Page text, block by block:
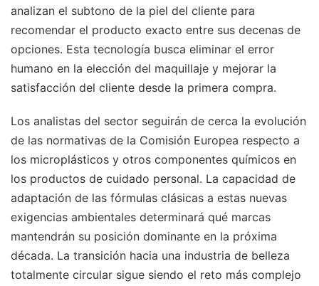
analizan el subtono de la piel del cliente para
recomendar el producto exacto entre sus decenas de
opciones. Esta tecnología busca eliminar el error
humano en la elección del maquillaje y mejorar la
satisfacción del cliente desde la primera compra.
Los analistas del sector seguirán de cerca la evolución
de las normativas de la Comisión Europea respecto a
los microplásticos y otros componentes químicos en
los productos de cuidado personal. La capacidad de
adaptación de las fórmulas clásicas a estas nuevas
exigencias ambientales determinará qué marcas
mantendrán su posición dominante en la próxima
década. La transición hacia una industria de belleza
totalmente circular sigue siendo el reto más complejo